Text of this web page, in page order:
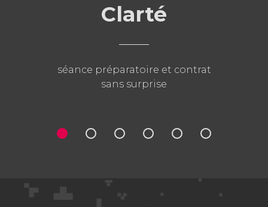
Clarté
séance préparatoire et contrat
sans surprise